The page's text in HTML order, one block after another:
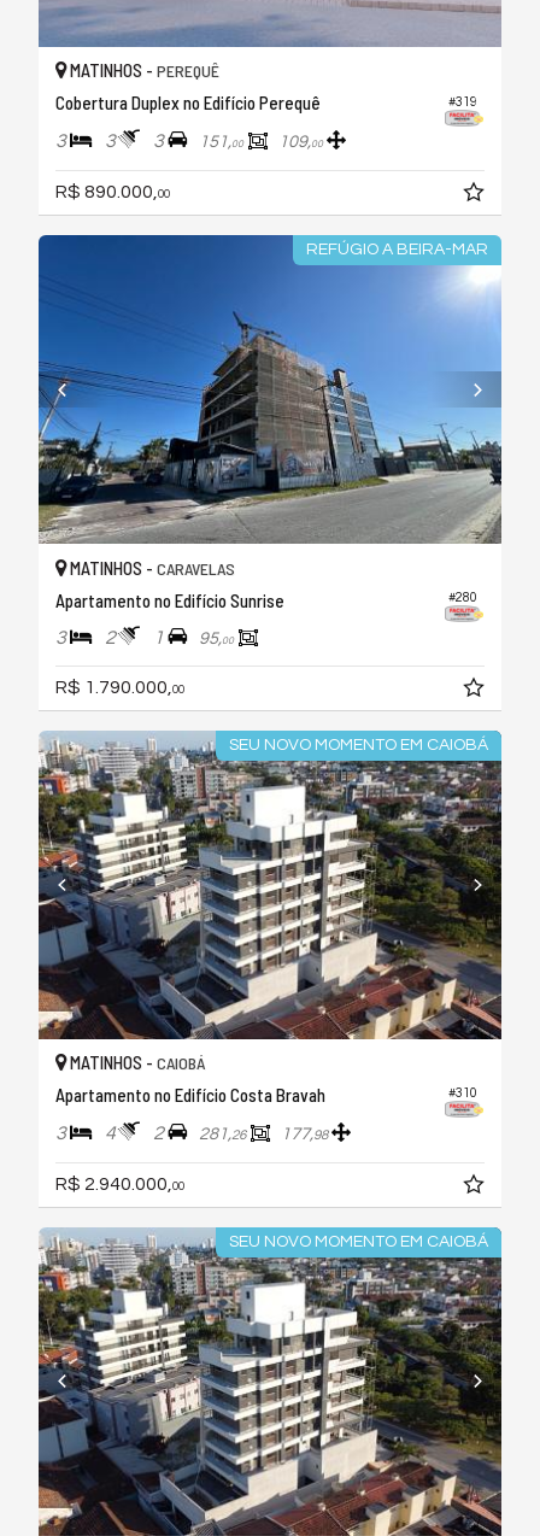
#319
MATINHOS - PEREQUÊ
Cobertura Duplex no Edifício Perequê
3 3 3 151,00 109,00
R$ 890.000,00
REFÚGIO A BEIRA-MAR
#280
MATINHOS - CARAVELAS
Apartamento no Edifício Sunrise
3 2 1 95,00
R$ 1.790.000, 00
SEU NOVO MOMENTO EM CAIOBÁ
#310
MATINHOS - CAIOBÁ
Apartamento no Edifício Costa Bravah
3 4 2 281,26 177,98
R$ 2.940.000, 00
SEU NOVO MOMENTO EM CAIOBÁ